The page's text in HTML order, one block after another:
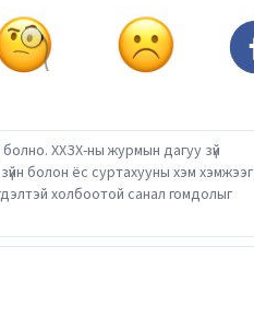
ХХЗХ-ны журмын дагуу зүй
болон ёс суртахууны хэм хэмжээг
холбоотой санал гомдолыг